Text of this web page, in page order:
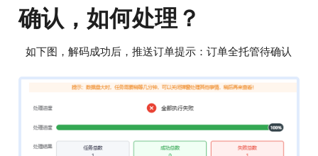
确认，如何处理？
如下图，解码成功后，推送订单提示：订单全托管待确认